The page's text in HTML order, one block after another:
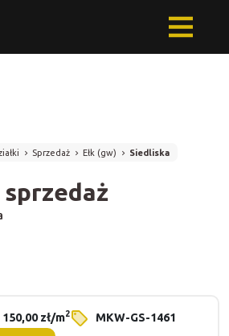
Sprzedaż Ełk (gw) Siedliska
sprzedaż
150,00 zł/m2 MKW-GS-1461